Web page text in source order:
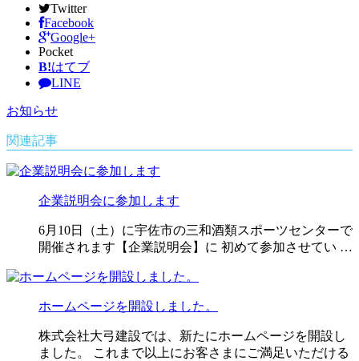
Twitter
Facebook
Google+
Pocket
B!はてブ
LINE
お知らせ
関連記事
企業説明会に参加します
6月10日（土）に宇佐市の三和酒類スポーツセンターで
開催されます【企業説明会】に 初めて参加させてい …
ホームページを開設しました。
株式会社大弓建設では、新たにホームページを開設し
ました。 これまで以上にお客さまにご満足いただける